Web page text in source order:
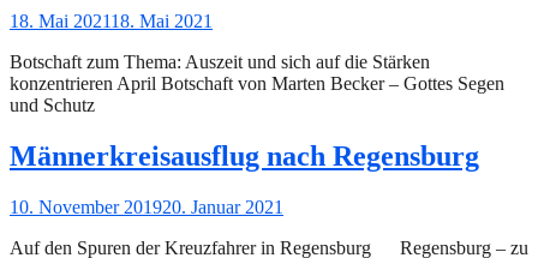
Gepostet
18. Mai 202118. Mai 2021
Botschaft zum Thema: Auszeit und sich auf die Stärken
konzentrieren April Botschaft von Marten Becker – Gottes Segen
und Schutz
Männerkreisausflug nach Regensburg
Gepostet
10. November 201920. Januar 2021
Auf den Spuren der Kreuzfahrer in Regensburg Regensburg – zu